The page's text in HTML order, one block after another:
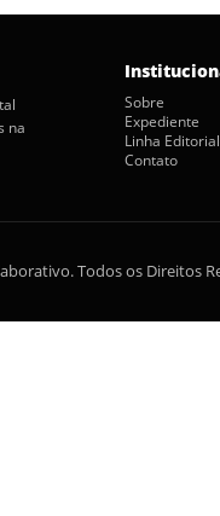
na
Sobre
Expediente
Linha Editorial
Contato
Todos os Direitos